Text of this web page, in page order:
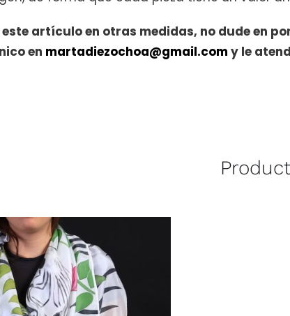
artículo en otras medidas, no dude en
en martadiezochoa@gmail.com y le